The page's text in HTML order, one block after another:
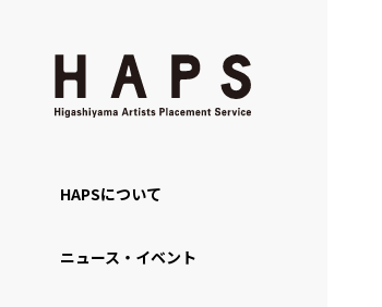
HAPSについて
ニュース・イベント